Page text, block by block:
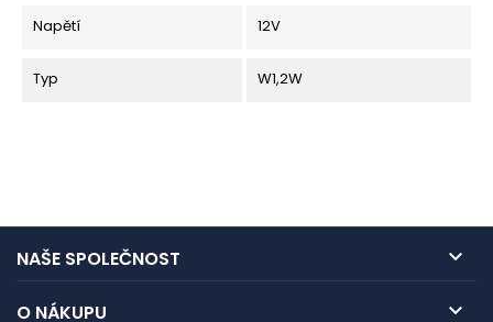
Napětí 12V
Typ W1,2W
NAŠE SPOLEČNOST 
O NÁKUPU 